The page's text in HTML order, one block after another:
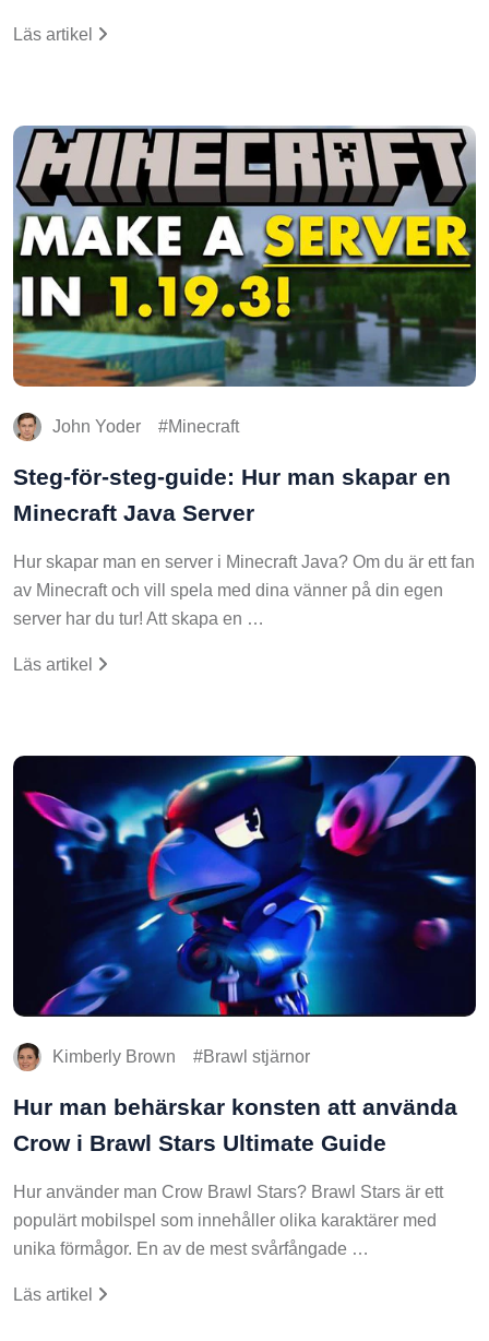
Läs artikel
John Yoder Minecraft
Steg-för-steg-guide: Hur man skapar en
Minecraft Java Server
Hur skapar man en server i Minecraft Java? Om du är ett fan
av Minecraft och vill spela med dina vänner på din egen
server har du tur! Att skapa en …
Läs artikel
Kimberly Brown Brawl stjärnor
Hur man behärskar konsten att använda
Crow i Brawl Stars Ultimate Guide
Hur använder man Crow Brawl Stars? Brawl Stars är ett
populärt mobilspel som innehåller olika karaktärer med
unika förmågor. En av de mest svårfångade …
Läs artikel